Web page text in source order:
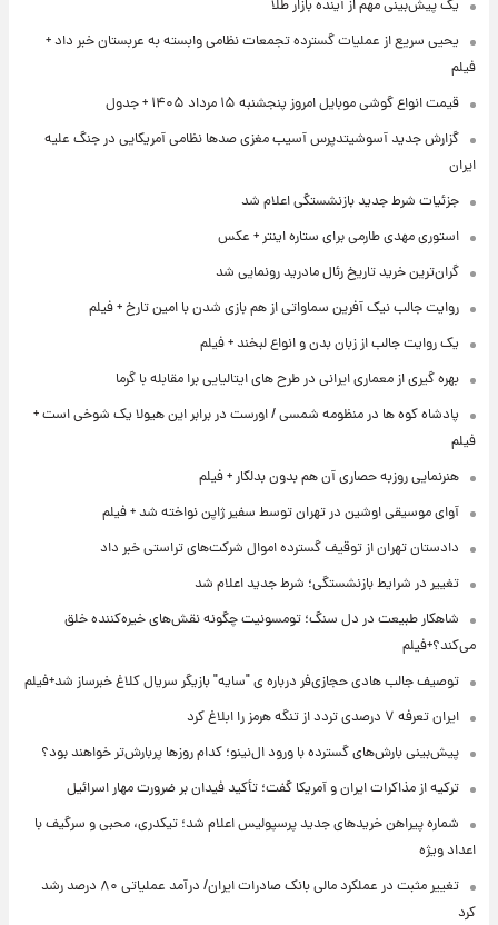
یک پیش‌بینی مهم از آینده بازار طلا
یحیی سریع از عملیات گسترده تجمعات نظامی وابسته به عربستان خبر داد +
فیلم
قیمت انواع گوشی موبایل امروز پنجشنبه ۱۵ مرداد ۱۴۰۵ + جدول
گزارش جدید آسوشیتدپرس آسیب مغزی صدها نظامی آمریکایی در جنگ علیه
ایران
جزئیات شرط جدید بازنشستگی اعلام شد
استوری مهدی طارمی برای ستاره اینتر + عکس
گران‌ترین خرید تاریخ رئال مادرید رونمایی شد
روایت جالب نیک آفرین سماواتی از هم بازی شدن با امین تارخ + فیلم
یک روایت جالب از زبان بدن و انواع لبخند + فیلم
بهره گیری از معماری ایرانی در طرح های ایتالیایی برا مقابله با گرما
پادشاه کوه ها در منظومه شمسی / اورست در برابر این هیولا یک شوخی است +
فیلم
هنرنمایی روزبه حصاری آن هم بدون بدلکار + فیلم
آوای موسیقی اوشین در تهران توسط سفیر ژاپن نواخته شد + فیلم
دادستان تهران از توقیف گسترده اموال شرکت‌های تراستی خبر داد
تغییر در شرایط بازنشستگی؛ شرط جدید اعلام شد
شاهکار طبیعت در دل سنگ؛ تومسونیت چگونه نقش‌های خیره‌کننده خلق
می‌کند؟+فیلم
توصیف جالب هادی حجازی‌فر درباره ی "سایه" بازیگر سریال کلاغ خبرساز شد+فیلم
ایران تعرفه ۷ درصدی تردد از تنگه هرمز را ابلاغ کرد
پیش‌بینی بارش‌های گسترده با ورود ال‌نینو؛ کدام روزها پربارش‌تر خواهند بود؟
ترکیه از مذاکرات ایران و آمریکا گفت؛ تأکید فیدان بر ضرورت مهار اسرائیل
شماره پیراهن خریدهای جدید پرسپولیس اعلام شد؛ تیکدری، محبی و سرگیف با
اعداد ویژه
تغییر مثبت در عملکرد مالی بانک صادرات ایران/ درآمد عملیاتی ۸۰ درصد رشد
کرد